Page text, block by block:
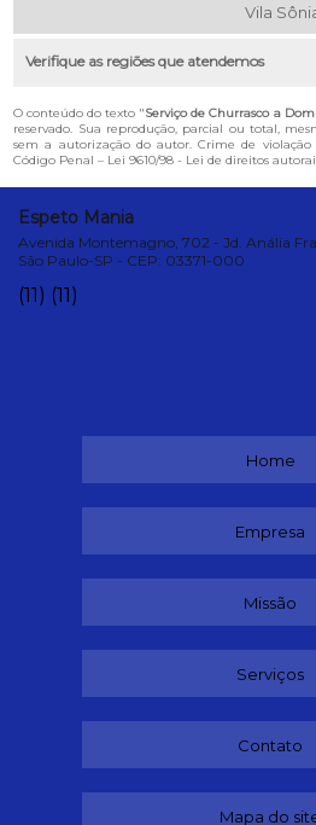
Vila
Verifique as regiões que atendemos
O conteúdo do texto "Serviço de Churrasco a
reservado. Sua reprodução, parcial ou total,
sem a autorização do autor. Crime de
Código Penal – Lei 9610/98 - Lei de direitos
Espeto Mania
Avenida Montemagno, 702 - Jd. Anália
São Paulo-SP - CEP: 03371-000
(11) (11)
Home
Empresa
Missão
Serviços
Contato
Mapa do